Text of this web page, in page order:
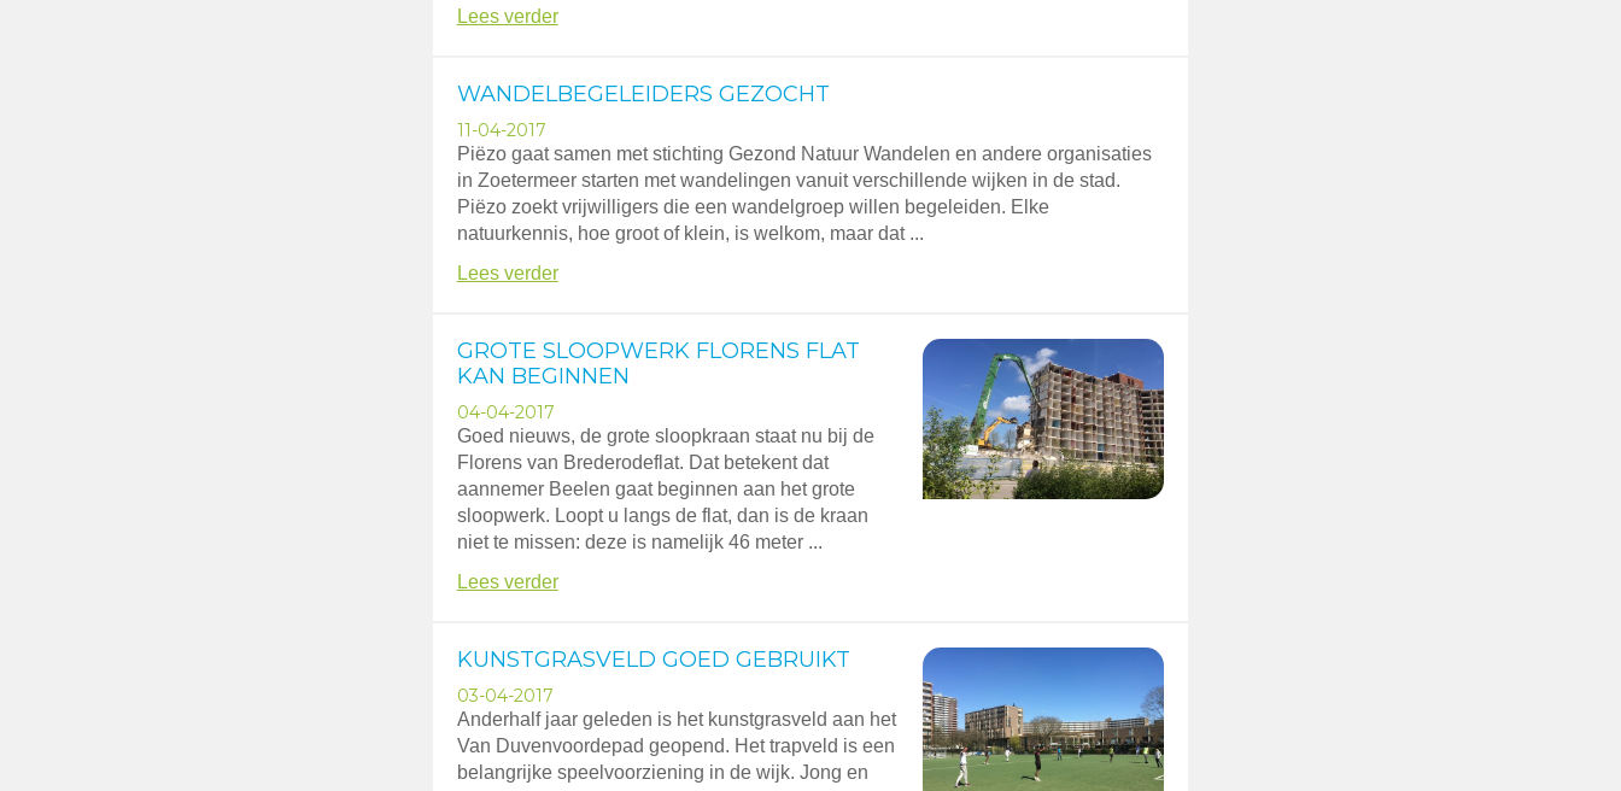
Lees verder
WANDELBEGELEIDERS GEZOCHT
11-04-2017
Piëzo gaat samen met stichting Gezond Natuur Wandelen en andere organisaties
in Zoetermeer starten met wandelingen vanuit verschillende wijken in de stad.
Piëzo zoekt vrijwilligers die een wandelgroep willen begeleiden. Elke
natuurkennis, hoe groot of klein, is welkom, maar dat ...
Lees verder
GROTE SLOOPWERK FLORENS FLAT
KAN BEGINNEN
04-04-2017
Goed nieuws, de grote sloopkraan staat nu bij de
Florens van Brederodeflat. Dat betekent dat
aannemer Beelen gaat beginnen aan het grote
sloopwerk. Loopt u langs de flat, dan is de kraan
niet te missen: deze is namelijk 46 meter ...
Lees verder
KUNSTGRASVELD GOED GEBRUIKT
03-04-2017
Anderhalf jaar geleden is het kunstgrasveld aan het
Van Duvenvoordepad geopend. Het trapveld is een
belangrijke speelvoorziening in de wijk. Jong en